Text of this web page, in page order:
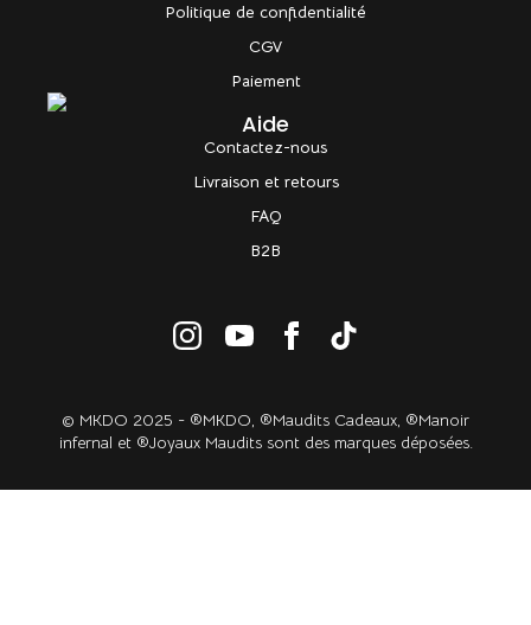
Politique de confidentialité
CGV
Paiement
Aide
Contactez-nous
Livraison et retours
FAQ
B2B
© MKDO 2025 - ®MKDO, ®Maudits Cadeaux, ®Manoir
infernal et ®Joyaux Maudits sont des marques déposées.​